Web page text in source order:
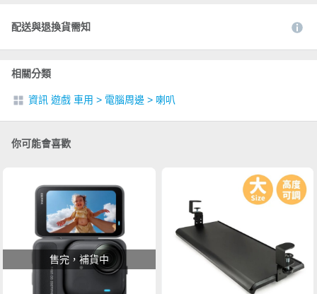
配送與退換貨需知
相關分類
資訊 遊戲 車用 > 電腦周邊 > 喇叭
你可能會喜歡
售完，補貨中